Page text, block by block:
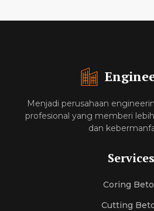
Menjadi perusahaan
profesional yang memberi
dan
Services
Coring
Cutting